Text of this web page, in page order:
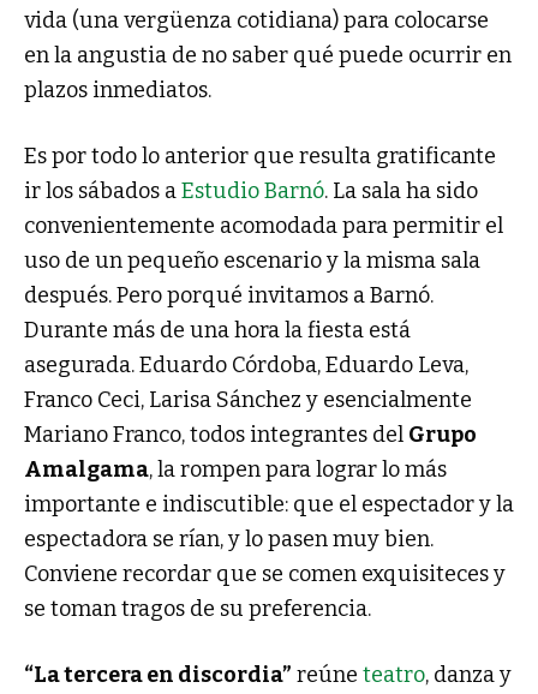
vida (una vergüenza cotidiana) para colocarse
en la angustia de no saber qué puede ocurrir en
plazos inmediatos.
Es por todo lo anterior que resulta gratificante
ir los sábados aEstudio Barnó. La sala ha sido
convenientemente acomodada para permitir el
uso de un pequeño escenario y la misma sala
después. Pero porqué invitamos a Barnó.
Durante más de una hora la fiesta está
asegurada. Eduardo Córdoba, Eduardo Leva,
Franco Ceci, Larisa Sánchez y esencialmente
Mariano Franco, todos integrantes del Grupo
Amalgama, la rompen para lograr lo más
importante e indiscutible: que el espectador y la
espectadora se rían, y lo pasen muy bien.
Conviene recordar que se comen exquisiteces y
se toman tragos de su preferencia.
“La tercera en discordia” reúne teatro, danza y